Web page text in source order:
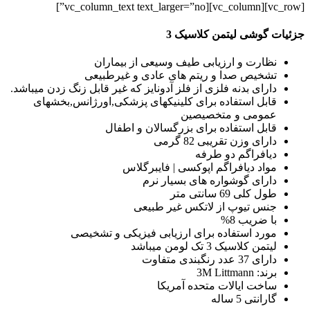
[vc_row][vc_column][vc_column_text text_larger=”no”]
جزئیات گوشی لیتمن کلاسیک 3
نظارت و ارزیابی طیف وسیعی از بیماران
تشخیص صدا و ریتم های عادی و غیرطبیعی
دارای بدنه فلزی از فلز آدونایز که غیر قابل زنگ زدن میباشد.
قابل استفاده برای کلینیکهای پزشکی,اورژانس,بخشهای
عمومی و متخصیصین
قابل استفاده برای بزرگسالان و اطفال
دارای وزن تقریبی 82 گرمی
دیافراگم دو طرفه
مواد دیافراگم اپوکسی | فایبرگلاس
دارای گوشواره های بسیار نرم
طول کلی 69 سانتی متر
جنس تیوپ از لاتکس غیر طبیعی
با ضریب 8%
مورد استفاده برای ارزیابی فیزیکی و تشخیصی
لیتمن کلاسیک 3 تک لومن میباشد
دارای 37 عدد رنگبندی متفاوت
برند: 3M Littmann
ساخت ایالات متحده آمریکا
گارانتی 5 ساله